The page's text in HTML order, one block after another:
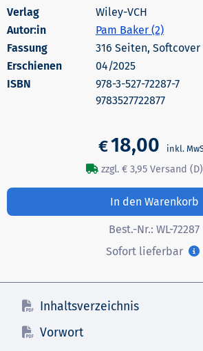
Wiley-VCH
Autor:in
Pam Baker (2)
316 Seiten, Softcover
Erschienen
04/2025
978-3-527-72287-7
9783527722877
€18,00
zzgl. € 3,95 Versand (D)
In den Warenkorb
Best.-Nr.: WL-72287
Sofort lieferbar
Inhaltsverzeichnis
Vorwort